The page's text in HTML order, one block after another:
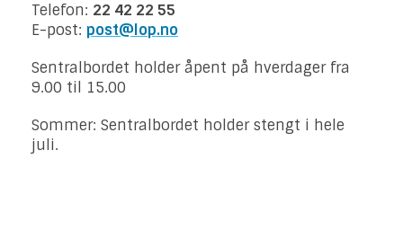
Telefon: 22 42 22 55
E-post: post@lop.no
Sentralbordet holder åpent på hverdager fra
9.00 til 15.00
Sommer: Sentralbordet holder stengt i hele
juli.